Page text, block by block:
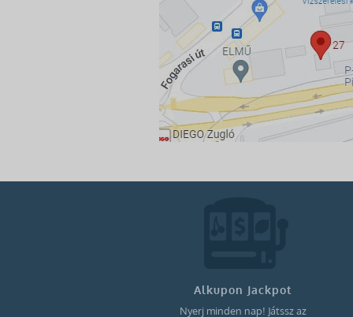
Alkupon Jackpot
Nyerj minden nap! Játssz az